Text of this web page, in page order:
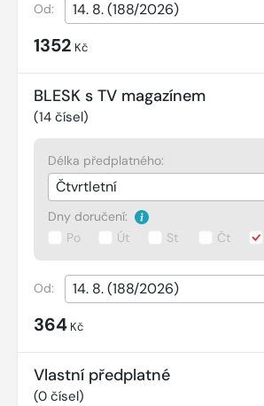
Od:
1352 Kč
BLESK s TV magazínem
(14 čísel)
Délka předplatného:
Dny doručení:
Po
Út St Čt
Od:
364 Kč
Vlastní předplatné
(0 čísel)